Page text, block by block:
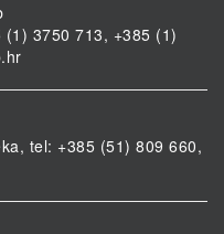
3750 713, +385 (1)
tel: +385 (51) 809 660,